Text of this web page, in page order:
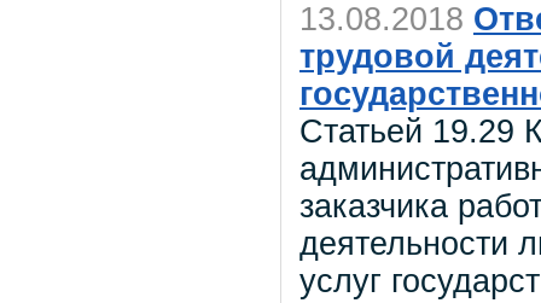
13.08.2018
трудовой
Статьей 19.29
заказчика
деятельности
услуг